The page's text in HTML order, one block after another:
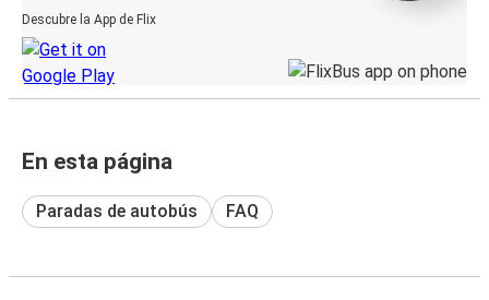
Descubre la App de Flix
En esta página
Paradas de autobús FAQ